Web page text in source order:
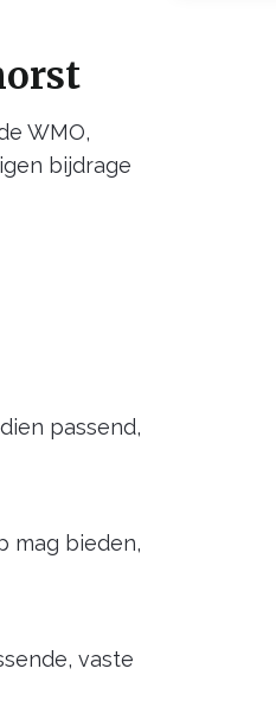
WMO,
bijdrage
passend,
mag bieden,
vaste